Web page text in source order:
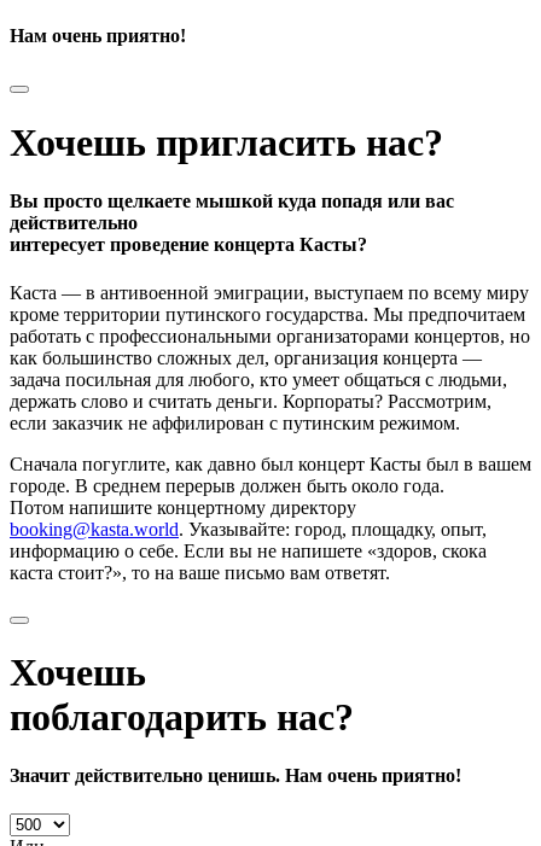
Нам очень приятно!
Хочешь пригласить нас?
Вы просто щелкаете мышкой куда попадя или вас
действительно
интересует проведение концерта Касты?
Каста — в антивоенной эмиграции, выступаем по всему миру
кроме территории путинского государства. Мы предпочитаем
работать с профессиональными организаторами концертов, но
как большинство сложных дел, организация концерта —
задача посильная для любого, кто умеет общаться с людьми,
держать слово и считать деньги. Корпораты? Рассмотрим,
если заказчик не аффилирован с путинским режимом.
Сначала погуглите, как давно был концерт Касты был в вашем
городе. В среднем перерыв должен быть около года.
Потом напишите концертному директору
booking@kasta.world. Указывайте: город, площадку, опыт,
информацию о себе. Если вы не напишете «здоров, скока
каста стоит?», то на ваше письмо вам ответят.
Хочешь
поблагодарить нас?
Значит действительно ценишь. Нам очень приятно!